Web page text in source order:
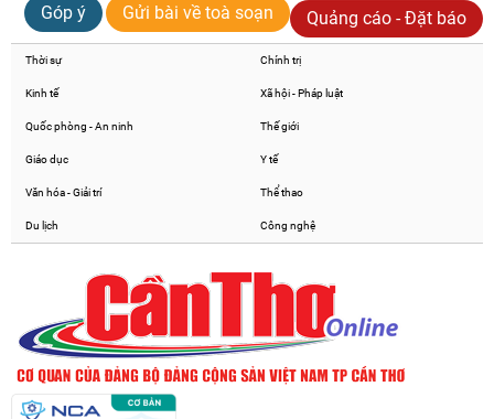
Góp ý
Gửi bài về toà soạn Quảng cáo - Đặt báo
Thời sự Chính trị
Kinh tế Xã hội - Pháp luật
Quốc phòng - An ninh Thế giới
Giáo dục Y tế
Văn hóa - Giải trí Thể thao
Du lịch Công nghệ